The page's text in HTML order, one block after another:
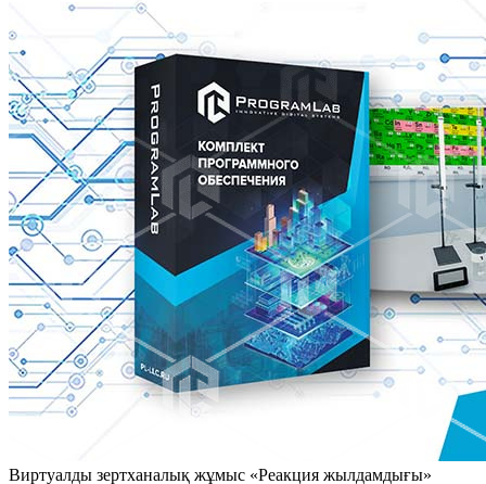
Виртуалды зертханалық жұмыс «Реакция жылдамдығы»